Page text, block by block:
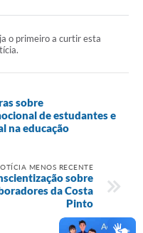
o primeiro a curtir esta
sobre
de estudantes e
na educação
MENOS RECENTE
sobre
da Costa
Pinto